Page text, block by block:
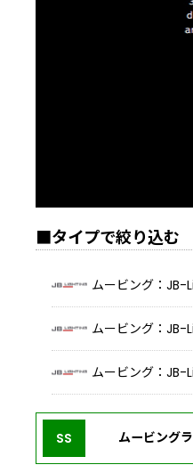
■タイプで絞り込む
ムービング：JB-
ムービング：JB-
ムービング：JB-
SS ムービング